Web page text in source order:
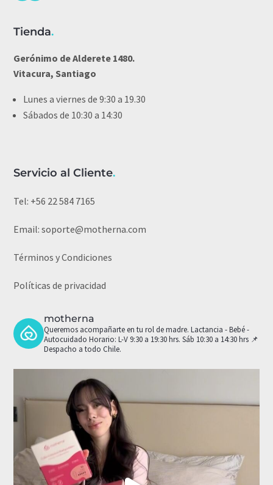
Tienda.
Gerónimo de Alderete 1480.
Vitacura, Santiago
Lunes a viernes de 9:30 a 19.30
Sábados de 10:30 a 14:30
Servicio al Cliente.
Tel: +56 22 584 7165
Email:soporte@motherna.com
Términos y Condiciones
Políticas de privacidad
motherna
Queremos acompañarte en tu rol de madre. Lactancia - Bebé -
Autocuidado Horario: L-V 9:30 a 19:30 hrs. Sáb 10:30 a 14:30 hrs 📌
Despacho a todo Chile.